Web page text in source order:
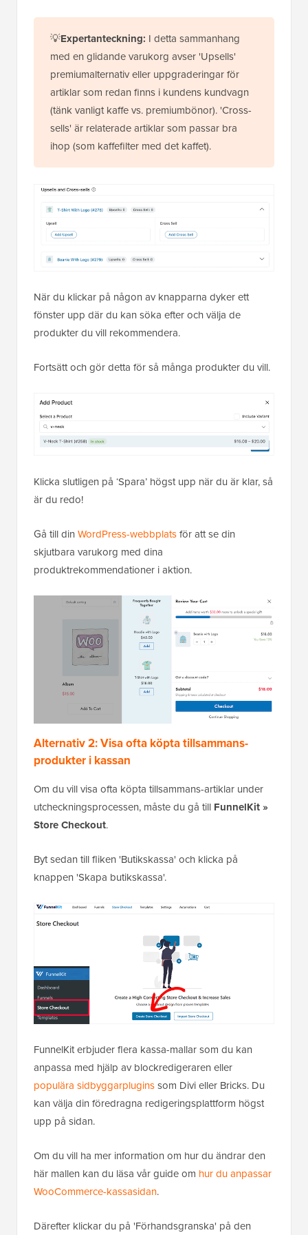
💡Expertanteckning: I detta sammanhang
med en glidande varukorg avser 'Upsells'
premiumalternativ eller uppgraderingar för
artiklar som redan finns i kundens kundvagn
(tänk vanligt kaffe vs. premiumbönor). 'Cross-
sells' är relaterade artiklar som passar bra
ihop (som kaffefilter med det kaffet).
När du klickar på någon av knapparna dyker ett
fönster upp där du kan söka efter och välja de
produkter du vill rekommendera.
Fortsätt och gör detta för så många produkter du vill.
Klicka slutligen på ‘Spara’ högst upp när du är klar, så
är du redo!
Gå till din WordPress-webbplatsför att se din
skjutbara varukorg med dina
produktrekommendationer i aktion.
Alternativ 2: Visa ofta köpta tillsammans-
produkter i kassan
Om du vill visa ofta köpta tillsammans-artiklar under
utcheckningsprocessen, måste du gå till FunnelKit »
Store Checkout.
Byt sedan till fliken 'Butikskassa' och klicka på
knappen 'Skapa butikskassa'.
FunnelKit erbjuder flera kassa-mallar som du kan
anpassa med hjälp av blockredigeraren eller
populära sidbyggarpluginssom Divi eller Bricks. Du
kan välja din föredragna redigeringsplattform högst
upp på sidan.
Om du vill ha mer information om hur du ändrar den
här mallen kan du läsa vår guide om hur du anpassar
WooCommerce-kassasidan.
Därefter klickar du på 'Förhandsgranska' på den